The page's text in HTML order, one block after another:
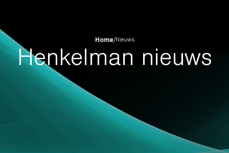
Home/Nieuws
Henkelman nieuws